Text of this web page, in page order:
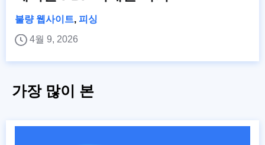
불량 웹사이트, 피싱
4월 9, 2026
가장 많이 본